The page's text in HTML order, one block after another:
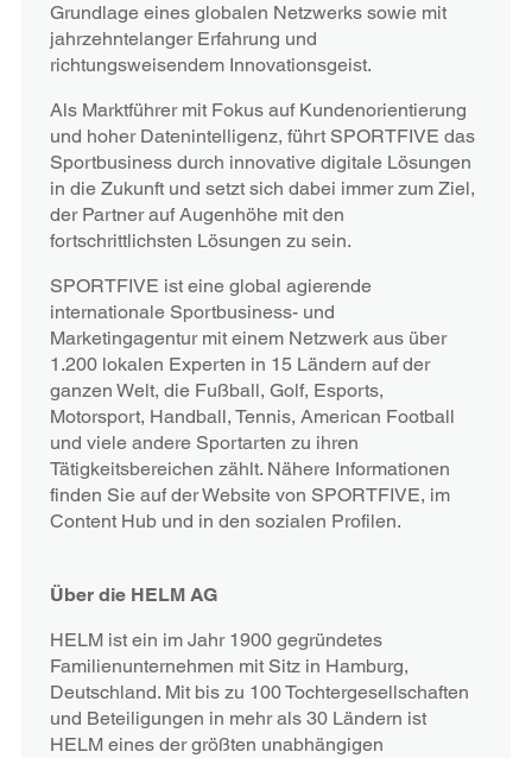
Grundlage eines globalen Netzwerks sowie mit
jahrzehntelanger Erfahrung und
richtungsweisendem Innovationsgeist.
Als Marktführer mit Fokus auf Kundenorientierung
und hoher Datenintelligenz, führt SPORTFIVE das
Sportbusiness durch innovative digitale Lösungen
in die Zukunft und setzt sich dabei immer zum Ziel,
der Partner auf Augenhöhe mit den
fortschrittlichsten Lösungen zu sein.
SPORTFIVE ist eine global agierende
internationale Sportbusiness- und
Marketingagentur mit einem Netzwerk aus über
1.200 lokalen Experten in 15 Ländern auf der
ganzen Welt, die Fußball, Golf, Esports,
Motorsport, Handball, Tennis, American Football
und viele andere Sportarten zu ihren
Tätigkeitsbereichen zählt. Nähere Informationen
finden Sie auf der Website von SPORTFIVE, im
Content Hub und in den sozialen Profilen.
Über die HELM AG
HELM ist ein im Jahr 1900 gegründetes
Familienunternehmen mit Sitz in Hamburg,
Deutschland. Mit bis zu 100 Tochtergesellschaften
und Beteiligungen in mehr als 30 Ländern ist
HELM eines der größten unabhängigen